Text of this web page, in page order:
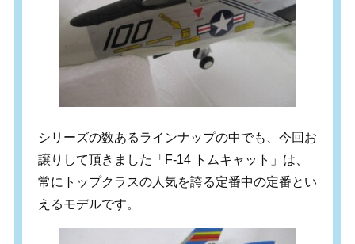
シリーズの数あるラインナップの中でも、今回お
譲りして頂きました「F-14 トムキャット」は、
常にトップクラスの人気を誇る定番中の定番とい
えるモデルです。